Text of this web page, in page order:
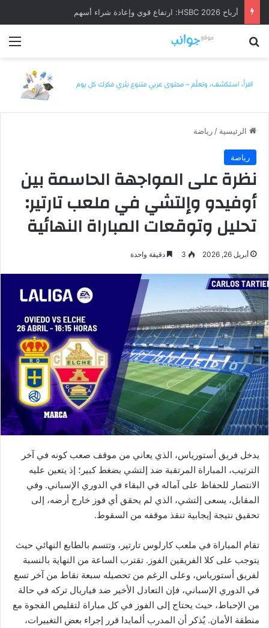
أرباح HSBC 2026: ارتفاع قوي وإعادة شراء أسهم
الرئيسية / رياضة
رياضة
نظرة على المواجهة الحاسمة بين
أوفيدو وإلتشي في ملعب تارتير:
تحليل وتوقعات المباراة النهائية
أبريل 26, 2026 3 دقيقة واحدة
يدخل فريق أستورياس، الذي يعاني من موقف صعب كونه في آخر
الترتيب، المباراة المرتقبة ضد إلتشي بضغط كبير؛ إذ يتعين عليه
الانتصار للحفاظ على آماله في البقاء في الدوري الإسباني. وفي
المقابل، يسعى إلتشي، الذي لم يحقق أي فوز خارج أرضه، إلى
تحقيق نتيجة إيجابية تنقذ موقفه من السقوط.
تقام المباراة في ملعب كارلوس تارتير، وتتسم بالطابع النهائي حيث
يتوجب على كلا الفريقين الفوز. تقترب الساعة من النهاية بالنسبة
لفريق أستورياس، وعلى الرغم من تحصيله سبعة نقاط من آخر تسع
في الدوري الإسباني، فإن التعادل الأخير ضد فياريال تركه في حالة
من الإحباط، حيث يحتاج إلى الفوز في كل مباراة لتقليص الفجوة مع
منطقة الأمان. يُذكر أن المدرب ألمايدا قرر إجراء بعض التغييرات،